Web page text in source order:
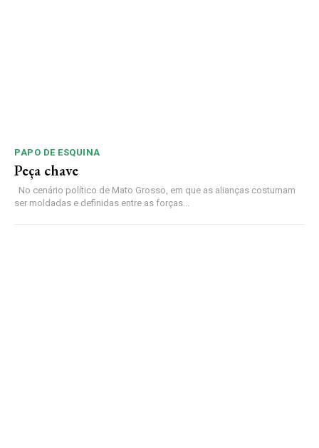
PAPO DE ESQUINA
Peça chave
No cenário político de Mato Grosso, em que as alianças costumam
ser moldadas e definidas entre as forças...